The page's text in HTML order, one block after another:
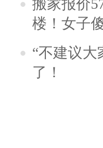
搬家报价
楼！女子
“不建议大
了！